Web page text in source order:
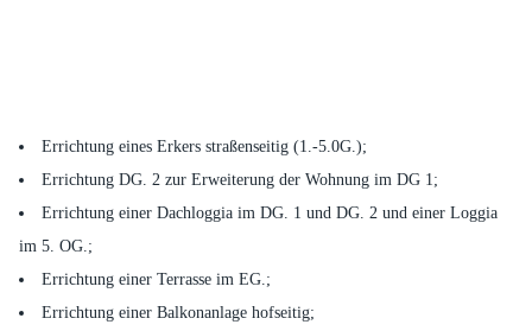
Errichtung eines Erkers straßenseitig (1.-5.0G.);
Errichtung DG. 2 zur Erweiterung der Wohnung im DG 1;
Errichtung einer Dachloggia im DG. 1 und DG. 2 und einer Loggia
im 5. OG.;
Errichtung einer Terrasse im EG.;
Errichtung einer Balkonanlage hofseitig;